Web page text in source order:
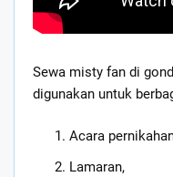
Sewa misty fan di
digunakan untuk
Acara
Lamaran,